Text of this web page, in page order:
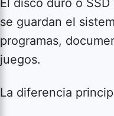
El disco duro o
se guardan el
programas,
juegos.
La diferencia